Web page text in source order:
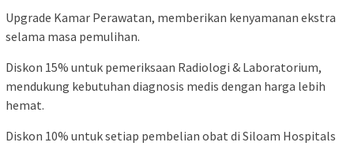
Upgrade Kamar Perawatan, memberikan kenyamanan ekstra
selama masa pemulihan.
Diskon 15% untuk pemeriksaan Radiologi & Laboratorium,
mendukung kebutuhan diagnosis medis dengan harga lebih
hemat.
Diskon 10% untuk setiap pembelian obat di Siloam Hospitals